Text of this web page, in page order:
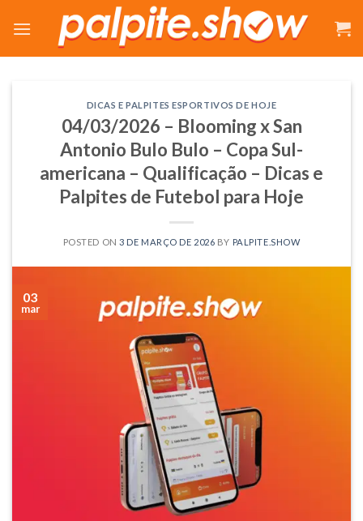
DICAS E PALPITES ESPORTIVOS DE HOJE
04/03/2026 – Blooming x San
Antonio Bulo Bulo – Copa Sul-
americana – Qualificação – Dicas e
Palpites de Futebol para Hoje
POSTED ON3 DE MARÇO DE 2026 BY PALPITE.SHOW
03
mar